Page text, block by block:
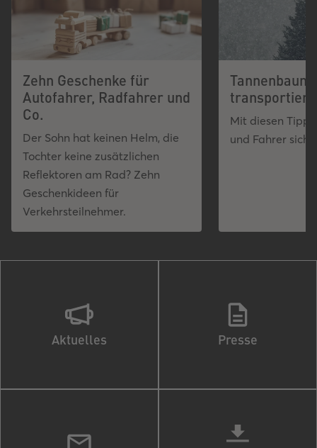
Zehn Geschenke für
Autofahrer, Radfahrer und
Co.
Der Sohn hat keinen Helm, die
Tochter keine zusätzlichen
Reflektoren am Rad? Zehn
Geschenkideen für
Verkehrsteilnehmer.
Tannenbaum
Mit diesen
und Fahrer
Aktuelles Presse